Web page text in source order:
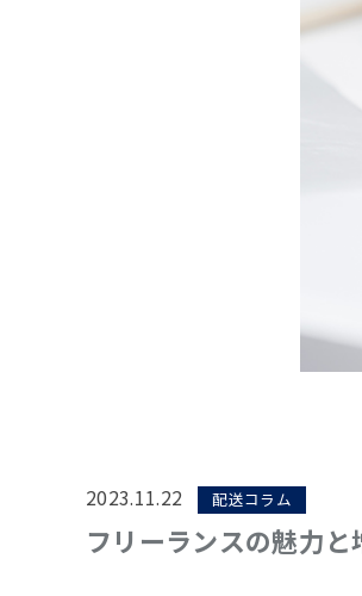
2023.11.22 配送コラム
フリーランスの魅力